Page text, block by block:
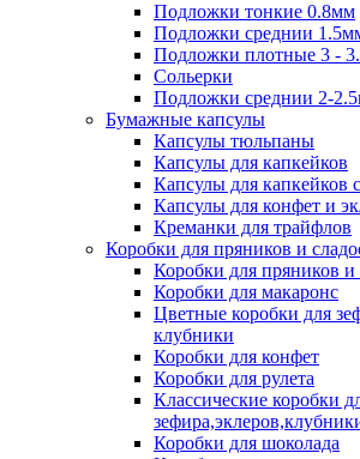
Подложки тонкие 0.8мм
Подложки среднии
Подложки плотные 3 -
Сольерки
Подложки среднии 2-
Бумажные капсулы
Капсулы тюльпаны
Капсулы для капкейков
Капсулы для капкейков
Капсулы для конфет и
Креманки для трайфлов
Коробки для пряников и
Коробки для пряников и
Коробки для макаронс
Цветные коробки для
клубники
Коробки для конфет
Коробки для рулета
Классические коробки
Коробки для шоколада